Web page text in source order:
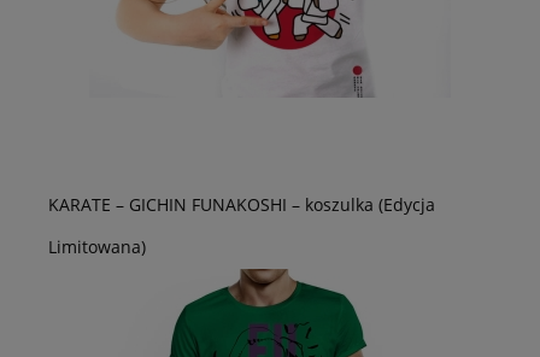
KARATE – GICHIN FUNAKOSHI – koszulka (Edycja
Limitowana)